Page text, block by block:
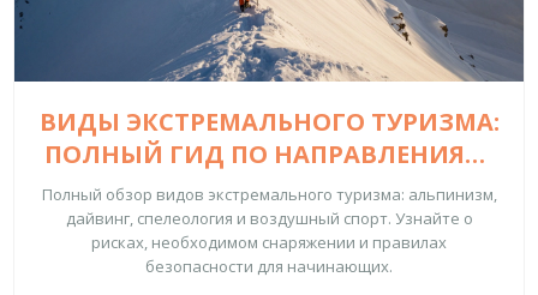
ВИДЫ ЭКСТРЕМАЛЬНОГО ТУРИЗМА:
ПОЛНЫЙ ГИД ПО НАПРАВЛЕНИЯМ,
СНАРЯЖЕНИЮ И БЕЗОПАСНОСТИ
Полный обзор видов экстремального туризма: альпинизм,
дайвинг, спелеология и воздушный спорт. Узнайте о
рисках, необходимом снаряжении и правилах
безопасности для начинающих.